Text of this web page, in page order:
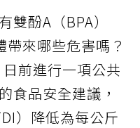
酚A（BPA）
來哪些危害嗎？
前進行一項公共
食品安全建議，
）降低為每公斤